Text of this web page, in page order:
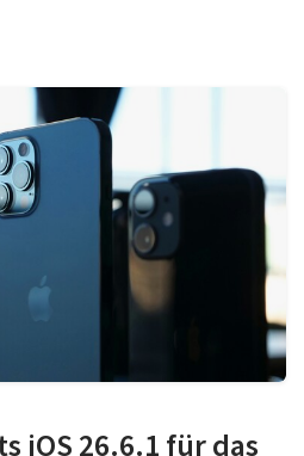
iOS 26.6.1 für das